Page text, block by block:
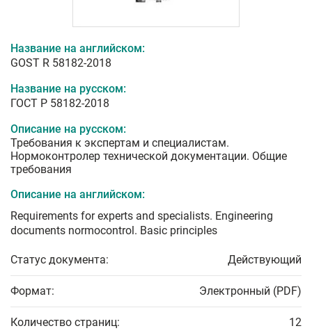
Название на английском:
GOST R 58182-2018
Название на русском:
ГОСТ Р 58182-2018
Описание на русском:
Требования к экспертам и специалистам.
Нормоконтролер технической документации. Общие
требования
Описание на английском:
Requirements for experts and specialists. Engineering
documents normocontrol. Basic principles
Статус документа: Действующий
Формат: Электронный (PDF)
Количество страниц: 12